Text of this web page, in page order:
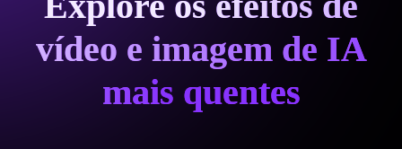
vídeo e imagem de IA
mais quentes